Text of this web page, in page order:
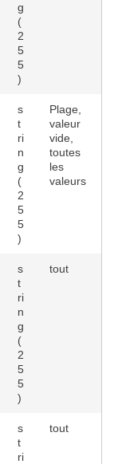
g
(
2
5
5
)
s
t
ri
n
g
(
2
5
5
)
Plage,
valeur
vide,
toutes
les
valeurs
s
t
ri
n
g
(
2
5
5
)
tout
s
t
ri
tout